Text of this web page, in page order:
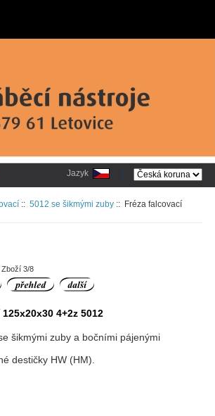
Jazyk
:: 5012 se šikmými zuby :: Fréza falcovací
Zboží 3/8
4+2z 5012
šikmými zuby a bočními pájenými
destičky HW (HM).